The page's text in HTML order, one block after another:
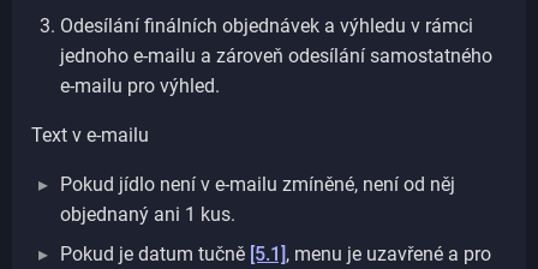
Odesílání finálních objednávek a výhledu v rámci
jednoho e-mailu a zároveň odesílání samostatného
e-mailu pro výhled.
Text v e-mailu
Pokud jídlo není v e-mailu zmíněné, není od něj
objednaný ani 1 kus.
Pokud je datum tučně [5.1], menu je uzavřené a pro